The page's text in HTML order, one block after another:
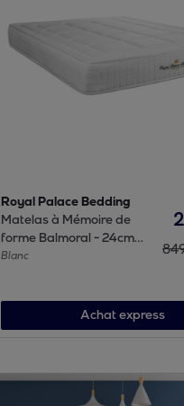
Royal Palace Bedding
Matelas à Mémoire de
forme Balmoral - 24cm
d'épaisseurs et 3 zones
Blanc
Achat express